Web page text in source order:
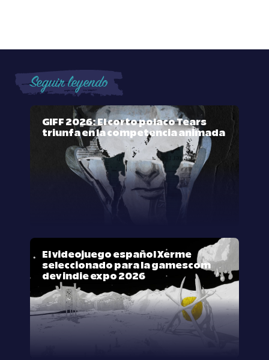
Seguir leyendo
GIFF 2026: El corto polaco Tears
triunfa en la competencia animada
El videojuego español Xerme
seleccionado para la gamescom
dev indie expo 2026